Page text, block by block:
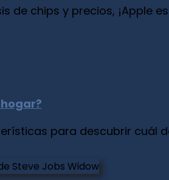
de chips y precios, ¡Apple
para descubrir cuál